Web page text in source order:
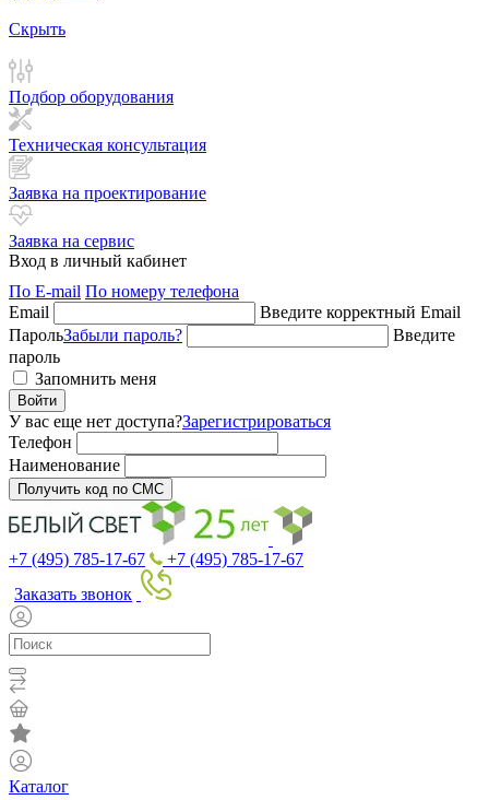
Скрыть
Подбор оборудования
Техническая консультация
Заявка на проектирование
Заявка на сервис
Вход в личный кабинет
По E-mail По номеру телефона
Email
Введите корректный Email
ПарольЗабыли пароль?
Введите
пароль
Запомнить меня
Войти
У вас еще нет доступа?Зарегистрироваться
Телефон
Наименование
Получить код по СМС
+7 (495) 785-17-67
+7 (495) 785-17-67
Заказать звонок
Каталог